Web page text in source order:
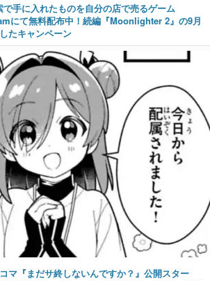
で手に入れたものを自分の店で売るゲーム
にて無料配布中！続編『Moonlighter 2』の9月
たキャンペーン
マ『まだサ終しないんですか？』公開スター